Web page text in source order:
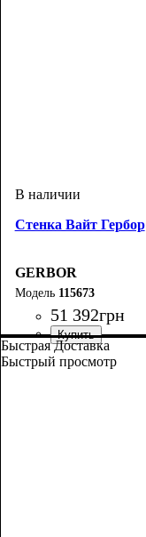
Стенка Вайт Гербор
GERBOR
115673
51 392грн
Быстрая Доставка
Быстрый просмотр